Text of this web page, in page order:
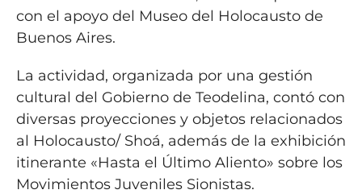
con el apoyo del Museo del Holocausto de
Buenos Aires.
La actividad, organizada por una gestión
cultural del Gobierno de Teodelina, contó con
diversas proyecciones y objetos relacionados
al Holocausto/ Shoá, además de la exhibición
itinerante «Hasta el Último Aliento» sobre los
Movimientos Juveniles Sionistas.